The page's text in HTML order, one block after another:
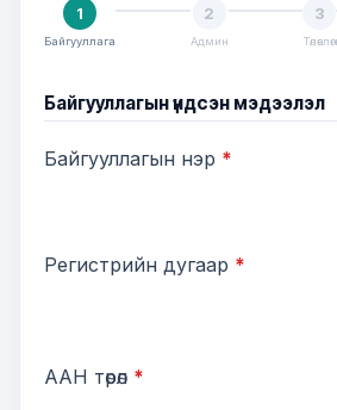
1
Байгууллага
2
Админ
3
Төлөвлөгөө
Байгууллагын үндсэн мэдээлэл
Байгууллагын нэр *
Регистрийн дугаар *
ААН төрөл *